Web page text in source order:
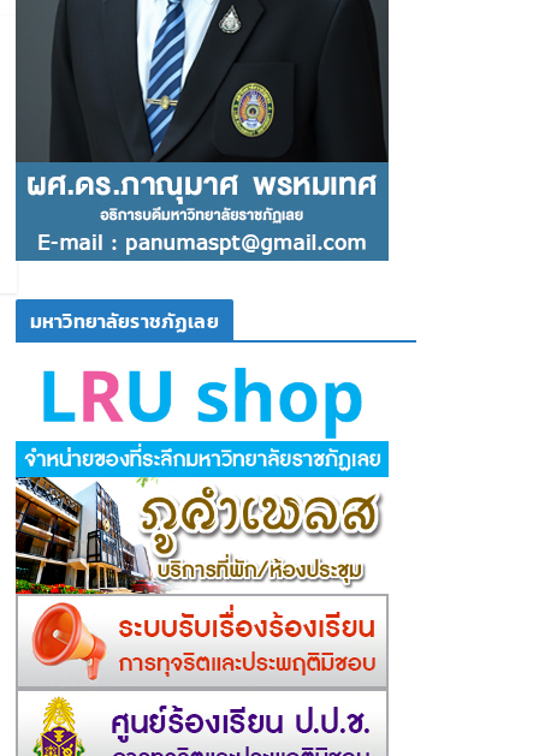
มหาวิทยาลัยราชภัฏเลย